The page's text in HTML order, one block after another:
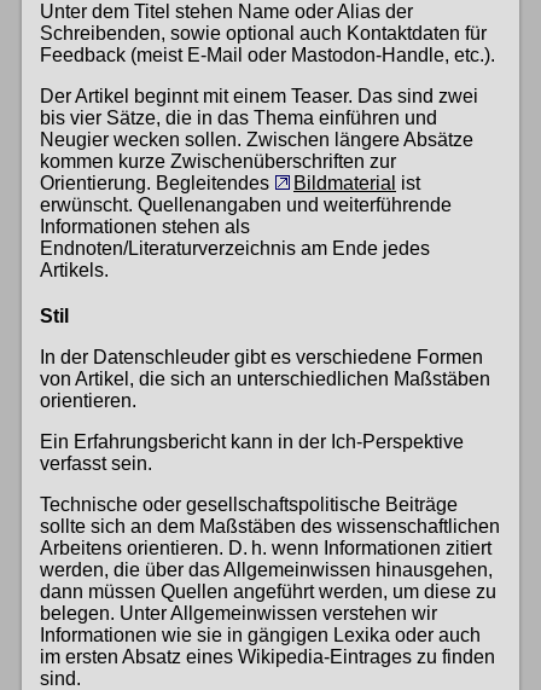
Unter dem Titel stehen Name oder Alias der
Schreibenden, sowie optional auch Kontaktdaten für
Feedback (meist E-Mail oder Mastodon-Handle, etc.).
Der Artikel beginnt mit einem Teaser. Das sind zwei
bis vier Sätze, die in das Thema einführen und
Neugier wecken sollen. Zwischen längere Absätze
kommen kurze Zwischenüberschriften zur
Orientierung. Begleitendes
Bildmaterial ist
erwünscht. Quellenangaben und weiterführende
Informationen stehen als
Endnoten/Literaturverzeichnis am Ende jedes
Artikels.
Stil
In der Datenschleuder gibt es verschiedene Formen
von Artikel, die sich an unterschiedlichen Maßstäben
orientieren.
Ein Erfahrungsbericht kann in der Ich-Perspektive
verfasst sein.
Technische oder gesellschaftspolitische Beiträge
sollte sich an dem Maßstäben des wissenschaftlichen
Arbeitens orientieren. D. h. wenn Informationen zitiert
werden, die über das Allgemeinwissen hinausgehen,
dann müssen Quellen angeführt werden, um diese zu
belegen. Unter Allgemeinwissen verstehen wir
Informationen wie sie in gängigen Lexika oder auch
im ersten Absatz eines Wikipedia-Eintrages zu finden
sind.